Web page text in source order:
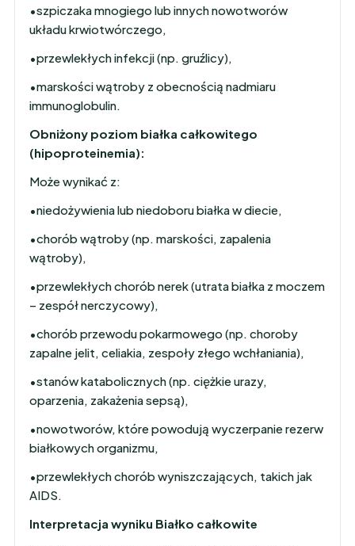
•szpiczaka mnogiego lub innych nowotworów
układu krwiotwórczego,
•przewlekłych infekcji (np. gruźlicy),
•marskości wątroby z obecnością nadmiaru
immunoglobulin.
Obniżony poziom białka całkowitego
(hipoproteinemia):
Może wynikać z:
•niedożywienia lub niedoboru białka w diecie,
•chorób wątroby (np. marskości, zapalenia
wątroby),
•przewlekłych chorób nerek (utrata białka z moczem
– zespół nerczycowy),
•chorób przewodu pokarmowego (np. choroby
zapalne jelit, celiakia, zespoły złego wchłaniania),
•stanów katabolicznych (np. ciężkie urazy,
oparzenia, zakażenia sepsą),
•nowotworów, które powodują wyczerpanie rezerw
białkowych organizmu,
•przewlekłych chorób wyniszczających, takich jak
AIDS.
Interpretacja wyniku Białko całkowite